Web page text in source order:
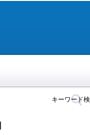
キーワード